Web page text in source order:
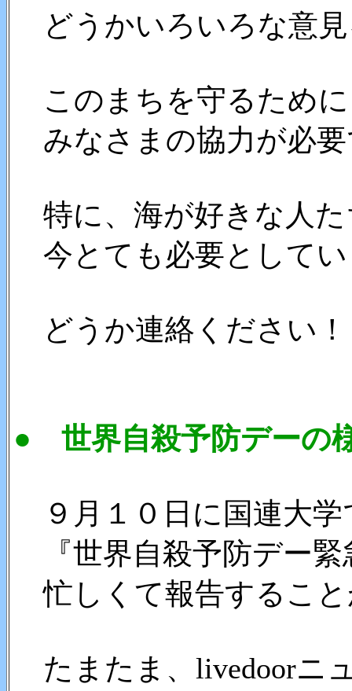
どうかいろいろな意
このまちを守るため
みなさまの協力が必要
特に、海が好きな人た
今とても必要として
どうか連絡ください！
● 世界自殺予防デーの
９月１０日に国連大学
『世界自殺予防デー緊
忙しくて報告するこ
たまたま、livedoorニ